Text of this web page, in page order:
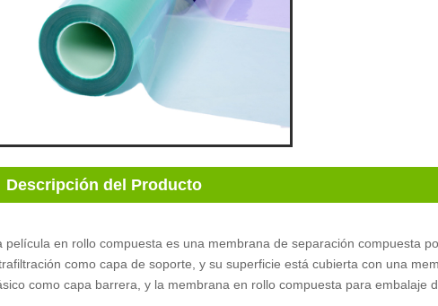
Descripción del Producto
película en rollo compuesta es una membrana de separación compuesta
como capa de soporte, y su superficie está cubierta con una
como capa barrera, y la membrana en rollo compuesta para embalaje